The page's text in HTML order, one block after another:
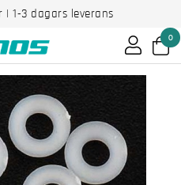
| 1-3 dagars leverans
0